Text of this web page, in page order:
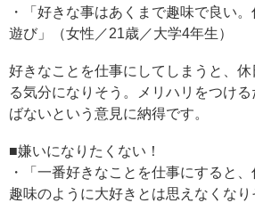
・「好きな事はあくまで趣味で良い
遊び」（女性／21歳／大学4年生）
好きなことを仕事にしてしまうと、
る気分になりそう。メリハリをつけ
ばないという意見に納得です。
■嫌いになりたくない！
・「一番好きなことを仕事にすると
趣味のように大好きとは思えなくな